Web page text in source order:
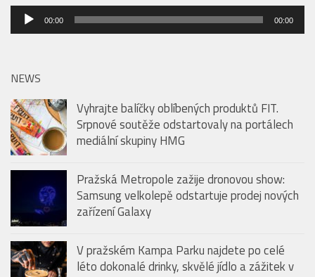
Audio
přehrávač
00:00 00:00
NEWS
Vyhrajte balíčky oblíbených produktů FIT.
Srpnové soutěže odstartovaly na portálech
mediální skupiny HMG
Pražská Metropole zažije dronovou show:
Samsung velkolepě odstartuje prodej nových
zařízení Galaxy
V pražském Kampa Parku najdete po celé
léto dokonalé drinky, skvělé jídlo a zážitek v